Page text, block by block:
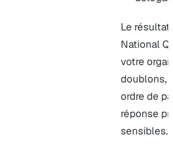
Le
National
votre
doublons,
ordre de
réponse
sensibles.